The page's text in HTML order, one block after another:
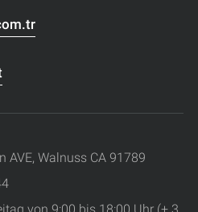
AVE, Walnuss CA 91789
von 9:00 bis 18:00 Uhr (+ 3